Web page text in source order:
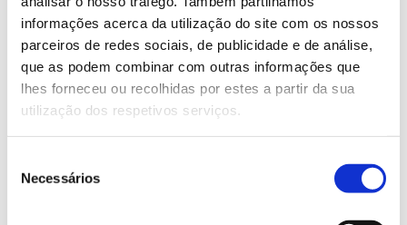
informações acerca da utilização do site com os nossos
parceiros de redes sociais, de publicidade e de análise,
que as podem combinar com outras informações que
lhes forneceu ou recolhidas por estes a partir da sua
utilização dos respetivos serviços.
Necessários
13.07.2026
Genoma do priolo e de outras espécies em risco:
conhecer para conservar